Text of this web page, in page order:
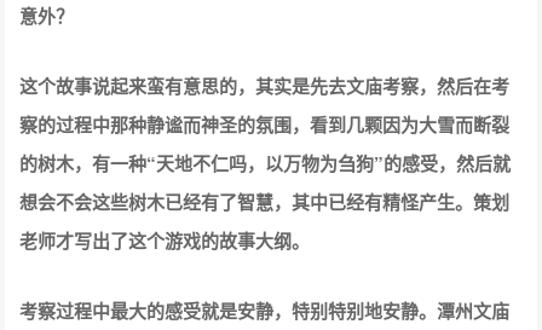
意外？
这个故事说起来蛮有意思的，其实是先去文庙考察，然后在考
察的过程中那种静谧而神圣的氛围，看到几颗因为大雪而断裂
的树木，有一种“天地不仁吗，以万物为刍狗”的感受，然后就
想会不会这些树木已经有了智慧，其中已经有精怪产生。策划
老师才写出了这个游戏的故事大纲。
考察过程中最大的感受就是安静，特别特别地安静。潭州文庙